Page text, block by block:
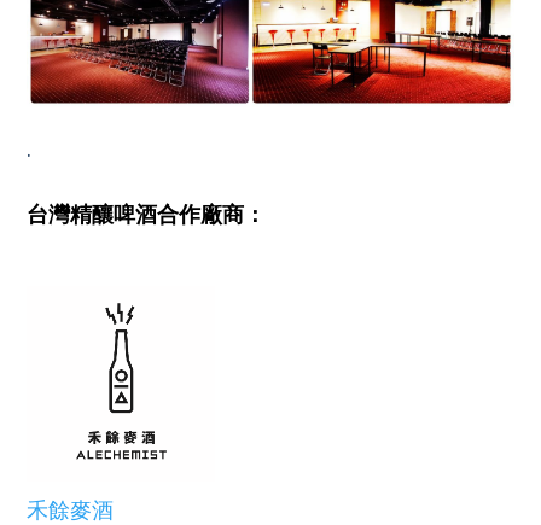
.
台灣精釀啤酒合作廠商：
禾餘麥酒